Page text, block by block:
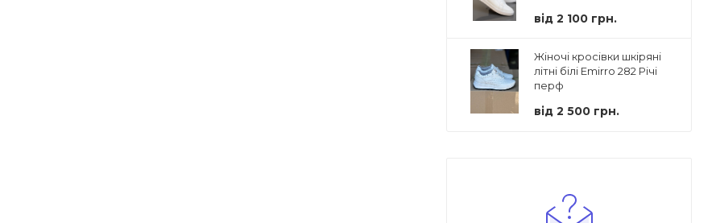
від 2 100 грн.
Жіночі кросівки шкіряні
літні білі Emirro 282 Річі
перф
від 2 500 грн.